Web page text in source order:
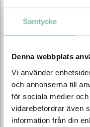
Samtycke
Denna webbplats
Vi använder
och annonserna till
för sociala medier
vidarebefordrar även
information från din
Spilltråg